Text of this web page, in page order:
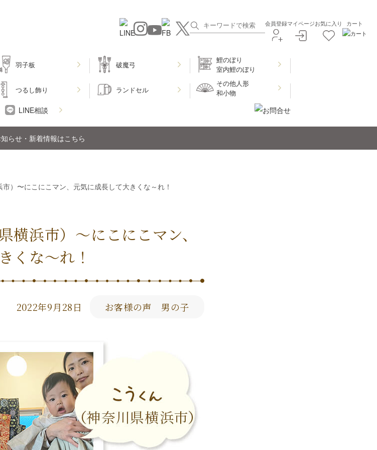
会員登録マイページお気に入り カート
羽子板 破魔弓
鯉のぼり
室内鯉のぼり
つるし飾り ランドセル
その他人形
和小物
LINE相談
らせ・新着情報はこちら
）〜にこにこマン、元気に成長して大きくな～れ！
横浜市）〜にこにこマン、
くな～れ！
2022年9月28日 お客様の声 男の子